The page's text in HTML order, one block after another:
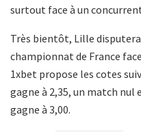
surtout face à un
Très bientôt, Lille
championnat de France
1xbet propose les cotes
gagne à 2,35, un match nul
gagne à 3,00.